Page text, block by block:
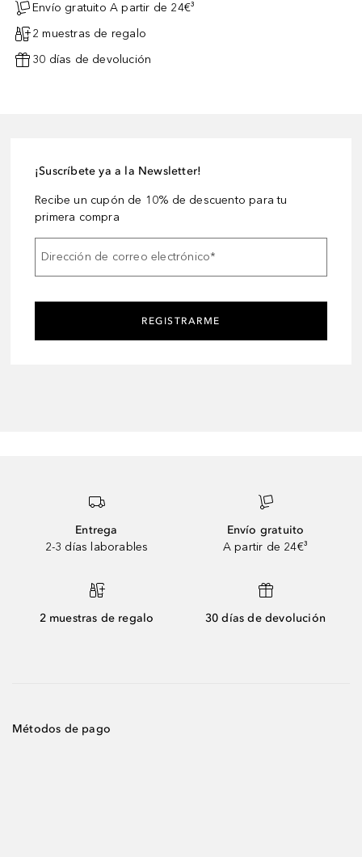
Envío gratuito A partir de 24€³
2 muestras de regalo
30 días de devolución
¡Suscríbete ya a la Newsletter!
Recibe un cupón de 10% de descuento para tu
primera compra
Dirección de correo electrónico*
REGISTRARME
Entrega
2-3 días laborables
Envío gratuito
A partir de 24€³
2 muestras de regalo 30 días de devolución
Métodos de pago